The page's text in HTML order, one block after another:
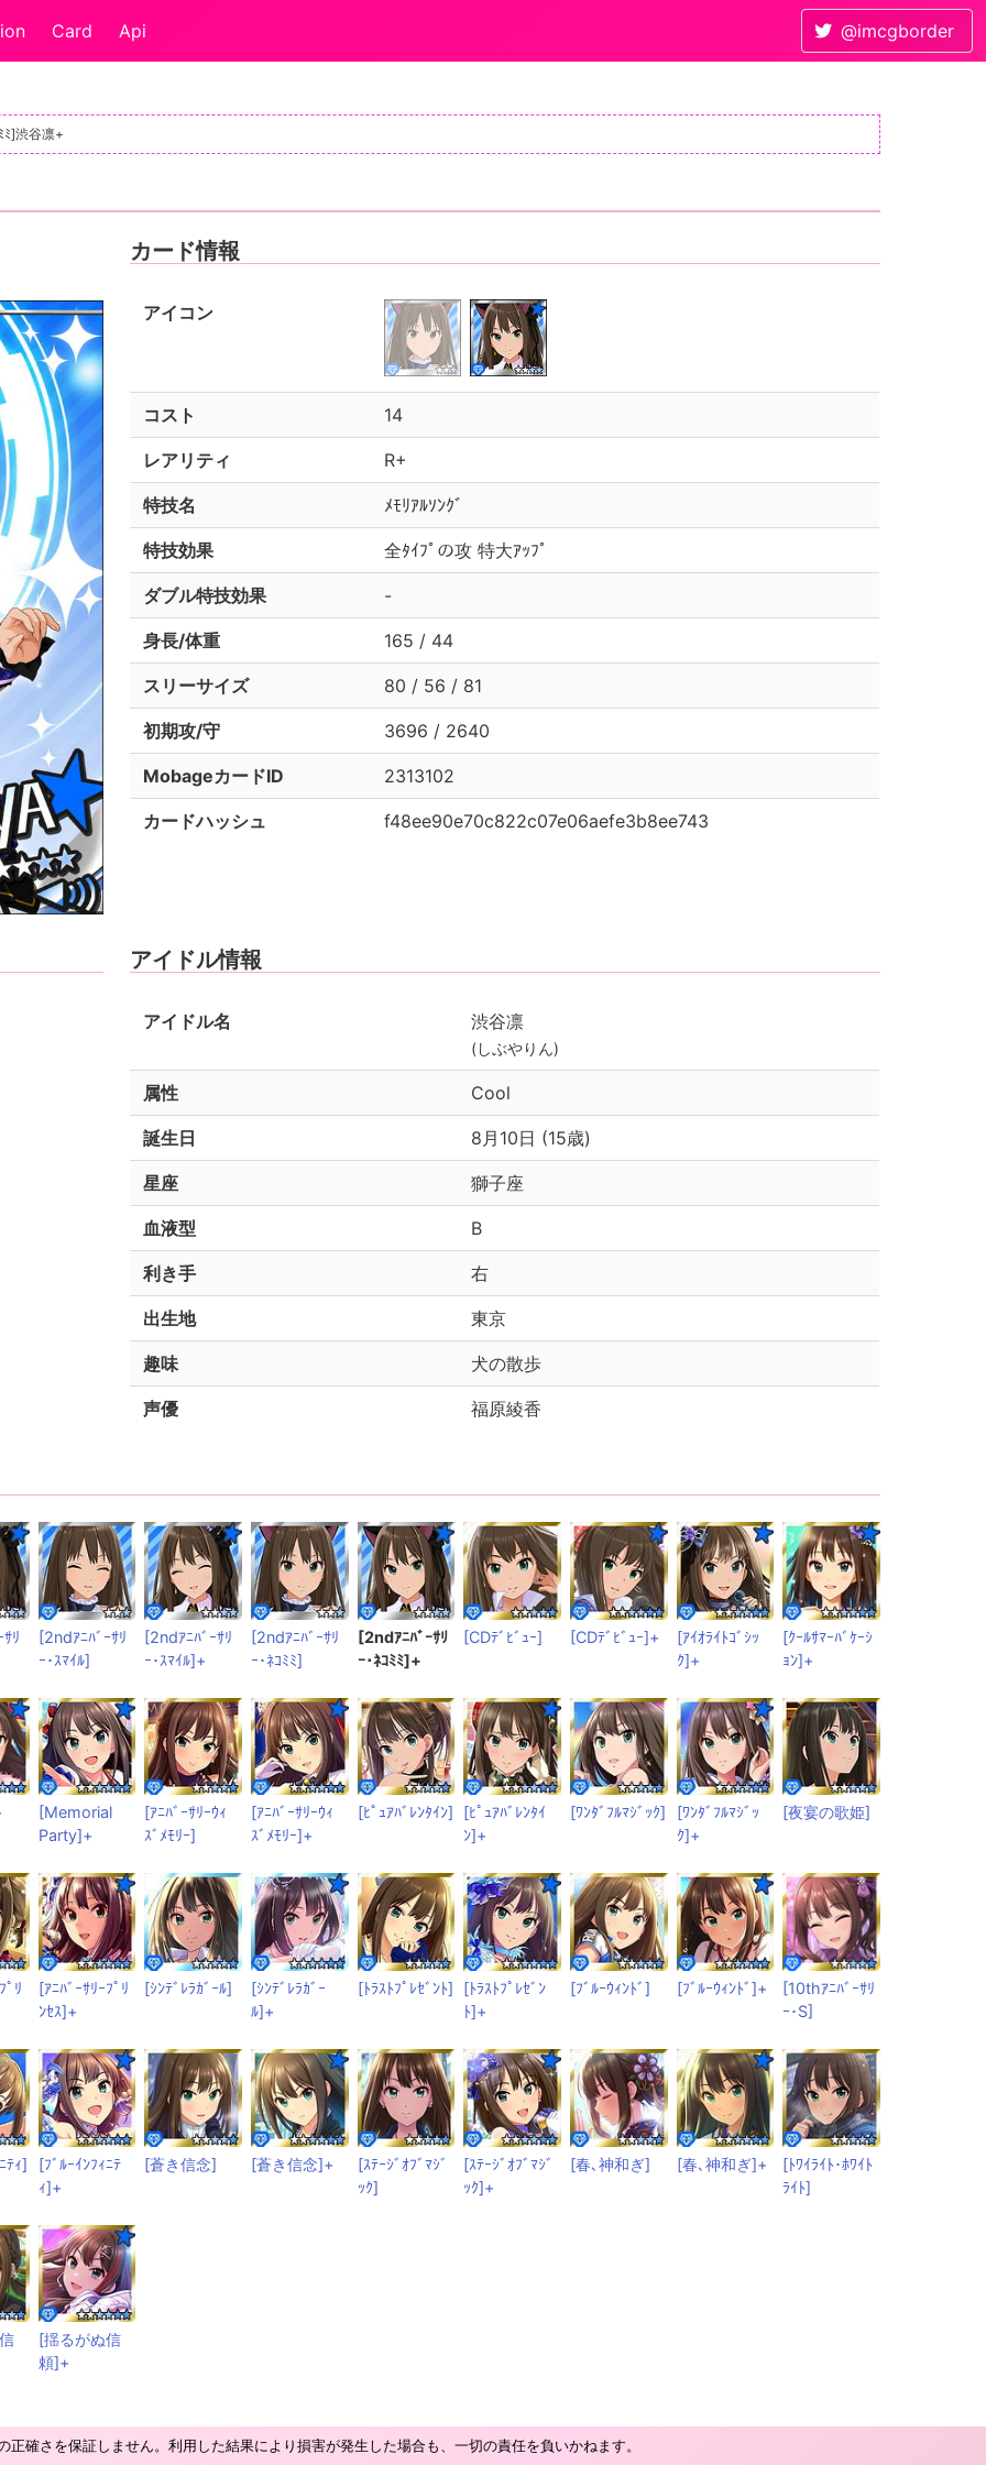
Card Api @imcgborder
ﾐ]渋谷凛+
カード情報
アイコン
コスト 14
レアリティ R+
特技名 ﾒﾓﾘｱﾙｿﾝｸﾞ
特技効果 全ﾀｲﾌﾟの攻 特大ｱｯﾌﾟ
ダブル特技効果 -
身長/体重 165 / 44
スリーサイズ 80 / 56 / 81
初期攻/守 3696 / 2640
MobageカードID 2313102
カードハッシュ f48ee90e70c822c07e06aefe3b8ee743
アイドル情報
アイドル名 渋谷凛
(しぶやりん)
属性 Cool
誕生日 8月10日 (15歳)
星座 獅子座
血液型 B
利き手 右
出生地 東京
趣味 犬の散歩
声優 福原綾香
ﾘ
[2ndｱﾆﾊﾞｰｻﾘ
ｰ･ｽﾏｲﾙ]
[2ndｱﾆﾊﾞｰｻﾘ
ｰ･ｽﾏｲﾙ]+
[2ndｱﾆﾊﾞｰｻﾘ
ｰ･ﾈｺﾐﾐ]
[2ndｱﾆﾊﾞｰｻﾘ
ｰ･ﾈｺﾐﾐ]+
[CDﾃﾞﾋﾞｭｰ] [CDﾃﾞﾋﾞｭｰ]+
[ｱｲｵﾗｲﾄｺﾞｼｯ
ｸ]+
[ｸｰﾙｻﾏｰﾊﾞｹｰｼ
ｮﾝ]+
[Memorial
Party]+
[ｱﾆﾊﾞｰｻﾘｰｳｨ
ｽﾞﾒﾓﾘｰ]
[ｱﾆﾊﾞｰｻﾘｰｳｨ
ｽﾞﾒﾓﾘｰ]+
[ﾋﾟｭｱﾊﾞﾚﾝﾀｲﾝ]
[ﾋﾟｭｱﾊﾞﾚﾝﾀｲ
ﾝ]+
[ﾜﾝﾀﾞﾌﾙﾏｼﾞｯｸ]
[ﾜﾝﾀﾞﾌﾙﾏｼﾞｯ
ｸ]+
[夜宴の歌姫]
ﾟﾘ
[ｱﾆﾊﾞｰｻﾘｰﾌﾟﾘ
ﾝｾｽ]+
[ｼﾝﾃﾞﾚﾗｶﾞｰﾙ]
[ｼﾝﾃﾞﾚﾗｶﾞｰ
ﾙ]+
[ﾄﾗｽﾄﾌﾟﾚｾﾞﾝﾄ]
[ﾄﾗｽﾄﾌﾟﾚｾﾞﾝ
ﾄ]+
[ﾌﾞﾙｰｳｨﾝﾄﾞ] [ﾌﾞﾙｰｳｨﾝﾄﾞ]+
[10thｱﾆﾊﾞｰｻﾘ
ｰ･S]
ﾃｨ]
[ﾌﾞﾙｰｲﾝﾌｨﾆﾃ
ｨ]+
[蒼き信念] [蒼き信念]+
[ｽﾃｰｼﾞｵﾌﾞﾏｼﾞ
ｯｸ]
[ｽﾃｰｼﾞｵﾌﾞﾏｼﾞ
ｯｸ]+
[春､神和ぎ] [春､神和ぎ]+
[ﾄﾜｲﾗｲﾄ･ﾎﾜｲﾄ
ﾗｲﾄ]
[揺るがぬ信
頼]+
正確さを保証しません。利用した結果により損害が発生した場合も、一切の責任を負いかねます。